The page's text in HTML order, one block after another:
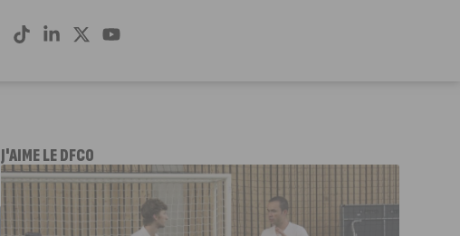
J'AIME LE DFCO